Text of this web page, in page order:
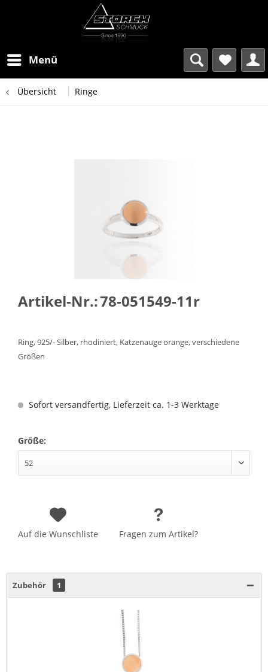
Menü
Übersicht Ringe
Artikel-Nr.:78-051549-11r
Ring, 925/- Silber, rhodiniert, Katzenauge orange, verschiedene
Größen
Sofort versandfertig, Lieferzeit ca. 1-3 Werktage
Größe:
Auf die Wunschliste Fragen zum Artikel?
Zubehör 1